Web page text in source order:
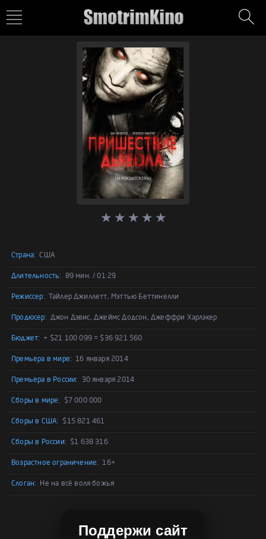
Страна: США
Длительность: 89 мин. / 01:29
Режиссер: Тайлер Джиллетт, Мэттью Беттинелли
Продюсер: Джон Дэвис, Джеймс Додсон, Джеффри Харлэкер
Бюджет: + $21 100 099 = $36 921 560
Премьера в мире: 16 января 2014
Премьера в России: 30 января 2014
Сборы в мире: $7 000 000
Сборы в США: $15 821 461
Сборы в России: $1 638 316
Возрастное ограничение: 16+
Слоган: Не на всё воля божья
Поддержи сайт